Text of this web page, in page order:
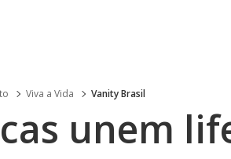
Viva a Vida Vanity Brasil
unem